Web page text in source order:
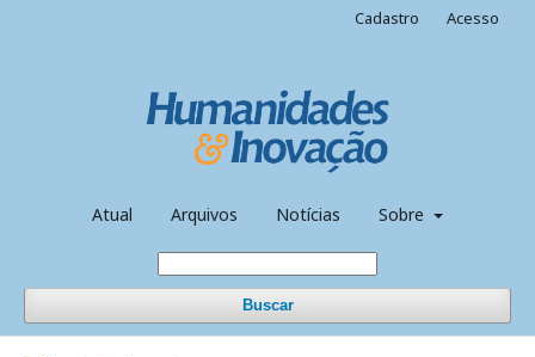
Atual Arquivos Notícias Sobre
Buscar
Cadastro Acesso